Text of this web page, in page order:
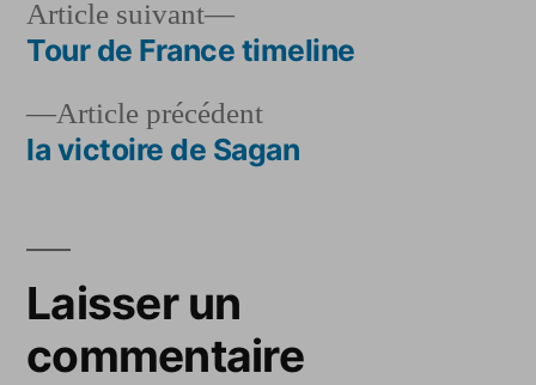
Navigation
deArticle précédentArticle
précédent :
la victoire de Sagan
Article suivant
Article
suivant :
Tour de France timeline
Laisser un
commentaire